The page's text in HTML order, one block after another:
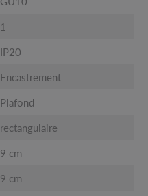
1
IP20
Encastrement
Plafond
rectangulaire
9 cm
9 cm